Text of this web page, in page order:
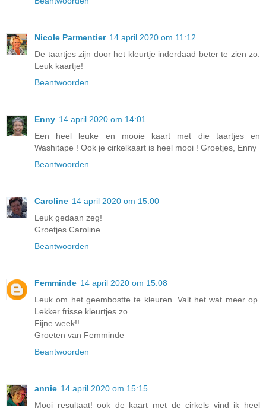
Nicole Parmentier 14 april 2020 om 11:12
De taartjes zijn door het kleurtje inderdaad beter te zien zo.
Leuk kaartje!
Beantwoorden
Enny 14 april 2020 om 14:01
Een heel leuke en mooie kaart met die taartjes en
Washitape ! Ook je cirkelkaart is heel mooi ! Groetjes, Enny
Beantwoorden
Caroline 14 april 2020 om 15:00
Leuk gedaan zeg!
Groetjes Caroline
Beantwoorden
Femminde 14 april 2020 om 15:08
Leuk om het geembostte te kleuren. Valt het wat meer op.
Lekker frisse kleurtjes zo.
Fijne week!!
Groeten van Femminde
Beantwoorden
annie 14 april 2020 om 15:15
Mooi resultaat! ook de kaart met de cirkels vind ik heel